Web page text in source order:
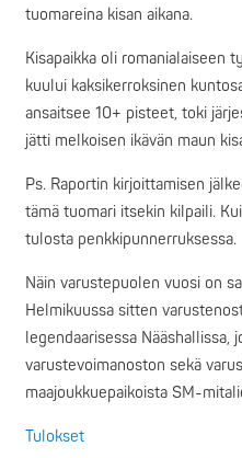
tuomareina kisan aikana.
Kisapaikka oli romanialaiseen
kuului kaksikerroksinen
ansaitsee 10+ pisteet, toki
jätti melkoisen ikävän maun
Ps. Raportin kirjoittamisen
tämä tuomari itsekin kilpaili.
tulosta penkkipunnerruksessa.
Näin varustepuolen vuosi on
Helmikuussa sitten
legendaarisessa Nääshallissa,
varustevoimanoston sekä
maajoukkuepaikoista SM-
Tulokset